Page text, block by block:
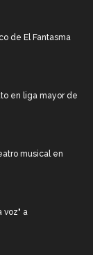
de El Fantasma
en liga mayor de
musical en
voz" a